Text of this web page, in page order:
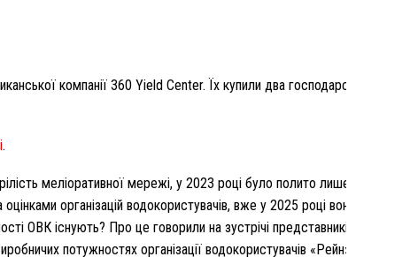
компанії 360 Yield Center. Їх купили два господарства –
.
меліоративної мережі, у 2023 році було полито лише близько 7
організацій водокористувачів, вже у 2025 році вони могли б
ОВК існують? Про це говорили на зустрічі представників
потужностях організації водокористувачів «Рейн» у